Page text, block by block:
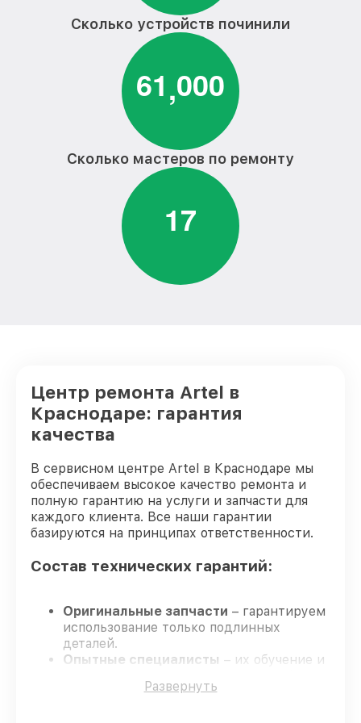
Замена верхнего противовеса
стиральной машины Artel
Ремонт или замена дозатора моющих
средств стиральной машины Artel
Ремонт/замена датчика температуры
стиральной машины Artel
Замена мотора стиральной машины
Замена подшипников стиральной
Замена амортизаторов стиральной
креплений, кнопок) стиральной машины
Artel
Ремонт платы управления
(восстановление) стиральной машины
Замена ТЭН стиральной машины Artel от 1200₽
Замена блока управления стиральной
машины Artel
Замена УБЛ стиральной машины Artel
стиральной машины Artel
Замена сливного шланга стиральной
машины Artel
Замена сливного насоса стиральной
Сколько устройств починили
61,000
Сколько мастеров по ремонту
17
Центр ремонта Artel в
Краснодаре: гарантия
качества
В сервисном центре Artel в Краснодаре мы
обеспечиваем высокое качество ремонта и
полную гарантию на услуги и запчасти для
каждого клиента. Все наши гарантии
базируются на принципах ответственности.
Состав технических гарантий:
Оригинальные запчасти – гарантируем
использование только подлинных
деталей.
Опытные специалисты – их обучение и
уровень профессионализма.
Развернуть